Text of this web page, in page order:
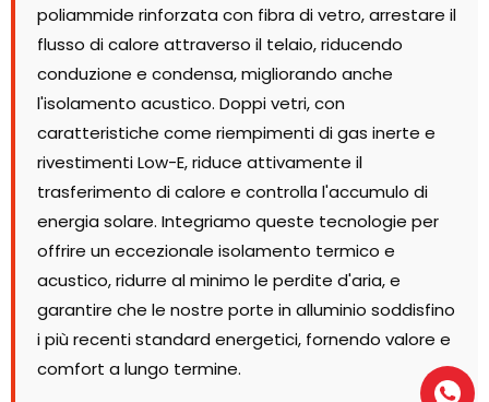
poliammide rinforzata con fibra di vetro, arrestare il
flusso di calore attraverso il telaio, riducendo
conduzione e condensa, migliorando anche
l'isolamento acustico. Doppi vetri, con
caratteristiche come riempimenti di gas inerte e
rivestimenti Low-E, riduce attivamente il
trasferimento di calore e controlla l'accumulo di
energia solare. Integriamo queste tecnologie per
offrire un eccezionale isolamento termico e
acustico, ridurre al minimo le perdite d'aria, e
garantire che le nostre porte in alluminio soddisfino
i più recenti standard energetici, fornendo valore e
comfort a lungo termine.